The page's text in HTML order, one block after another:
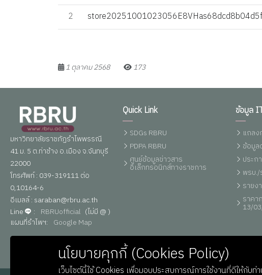
2
1 ตุลาคม 2568 173
มหาวิทยาลัยราชภัฏรำไพพรรณี
41 ม. 5 ต.ท่าช้าง อ.เมือง จ.จันทบุรี
22000
โทรศัพท์ : 039-319111 ต่อ
0,10164-6
อีเมลล์ : saraban@rbru.ac.th
Line
: RBRUofficial (ไม่มี @ )
แผนที่รำไพฯ: Google Map
Quick Link
SDGs RBRU
PDPA RBRU
ศูนย์ข้อมูลข่าวสาร
อิเล็กทรอนิกส์ทางราชการ
ข้อมูล
แถล
ข้อมูล
ประก
พรบ./
รายง
ราค
13/
นโยบายคุกกี้ (Cookies Policy)
เว็บไซต์นี้ใช้ Cookies เพื่อมอบประสบการณ์การใช้งานที่ดีให้กับ